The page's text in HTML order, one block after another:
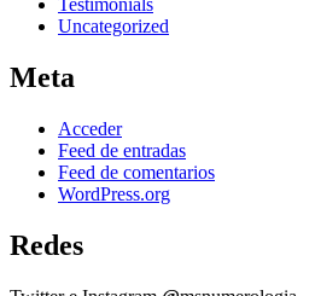
Testimonials
Uncategorized
Meta
Acceder
Feed de entradas
Feed de comentarios
WordPress.org
Redes